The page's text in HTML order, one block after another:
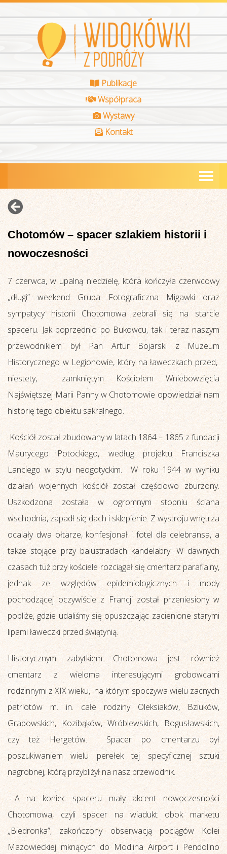
Publikacje
Współpraca
Wystawy
Kontakt
Chotomów – spacer szlakiem historii i
nowoczesności
7 czerwca, w upalną niedzielę, która kończyła czerwcowy
„długi” weekend Grupa Fotograficzna Migawki oraz
sympatycy historii Chotomowa zebrali się na starcie
spaceru. Jak poprzednio po Bukowcu, tak i teraz naszym
przewodnikiem był Pan Artur Bojarski z Muzeum
Historycznego w Legionowie, który na ławeczkach przed,
niestety, zamkniętym Kościołem Wniebowzięcia
Najświętszej Marii Panny w Chotomowie opowiedział nam
historię tego obiektu sakralnego.
Kościół został zbudowany w latach 1864 – 1865 z fundacji
Maurycego Potockiego, według projektu Franciszka
Lanciego w stylu neogotyckim. W roku 1944 w wyniku
działań wojennych kościół został częściowo zburzony.
Uszkodzona została w ogromnym stopniu ściana
wschodnia, zapadł się dach i sklepienie. Z wystroju wnętrza
ocalały dwa ołtarze, konfesjonał i fotel dla celebransa, a
także stojące przy balustradach kandelabry. W dawnych
czasach tuż przy kościele rozciągał się cmentarz parafialny,
jednak ze względów epidemiologicznych i mody
pochodzącej oczywiście z Francji został przeniesiony w
pobliże, gdzie udaliśmy się opuszczając zacienione starymi
lipami ławeczki przed świątynią.
Historycznym zabytkiem Chotomowa jest również
cmentarz z wieloma interesującymi grobowcami
rodzinnymi z XIX wieku, na którym spoczywa wielu zacnych
patriotów m. in. całe rodziny Oleksiaków, Bziuków,
Grabowskich, Kozibąków, Wróblewskich, Bogusławskich,
czy też Hergetów. Spacer po cmentarzu był
poszukiwaniem wielu perełek tej specyficznej sztuki
nagrobnej, którą przybliżył na nasz przewodnik.
A na koniec spaceru mały akcent nowoczesności
Chotomowa, czyli spacer na wiadukt obok marketu
„Biedronka”, zakończony obserwacją pociągów Kolei
Mazowieckiej mknących do Modlina Airport i Pendolino